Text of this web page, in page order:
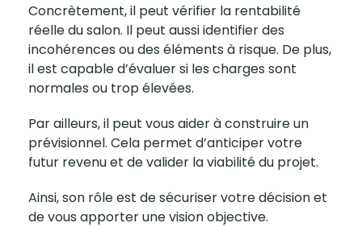
Concrètement, il peut vérifier la rentabilité
réelle du salon. Il peut aussi identifier des
incohérences ou des éléments à risque. De plus,
il est capable d’évaluer si les charges sont
normales ou trop élevées.
Par ailleurs, il peut vous aider à construire un
prévisionnel. Cela permet d’anticiper votre
futur revenu et de valider la viabilité du projet.
Ainsi, son rôle est de sécuriser votre décision et
de vous apporter une vision objective.